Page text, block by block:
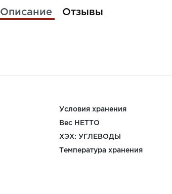
Описание Отзывы
Условия хранения
Вес НЕТТО
ХЭХ: УГЛЕВОДЫ
Температура хранения